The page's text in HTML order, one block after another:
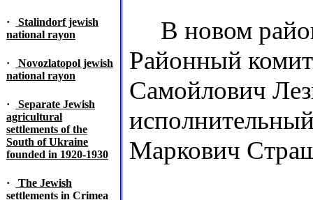
·
Stalindorf jewish
national rayon
·
Novozlatopol jewish
national rayon
·
Separate Jewish
agricultural
settlements of the
South of Ukraine
founded in 1920-1930
·
The Jewish
settlements in Crimea
В новом
Районный
Самойлович
Маркович